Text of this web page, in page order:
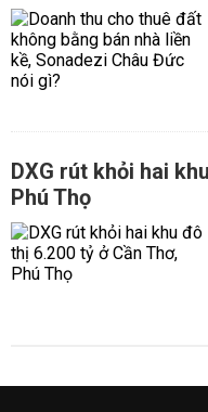
DXG rút khỏi hai
Phú Thọ